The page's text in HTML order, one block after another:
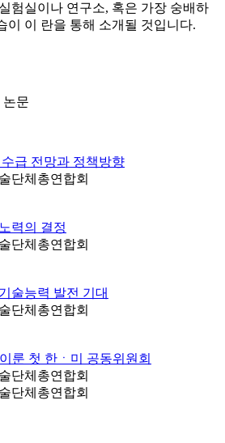
험실이나 연구소, 혹은 가장 숭배하
이 이 란을 통해 소개될 것입니다.
논문
급 전망과 정책방향
단체총연합회
력의 결정
단체총연합회
술능력 발전 기대
단체총연합회
룬 첫 한ㆍ미 공동위원회
단체총연합회
단체총연합회